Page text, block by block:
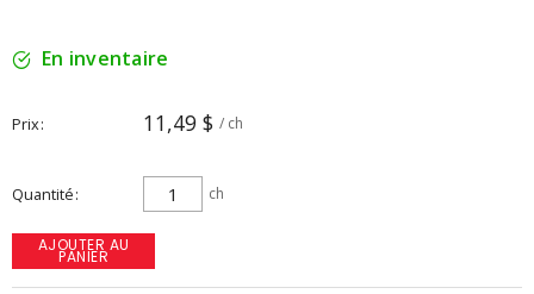
En inventaire
Prix 11,49 $ / ch
Quantité ch
AJOUTER AU
PANIER